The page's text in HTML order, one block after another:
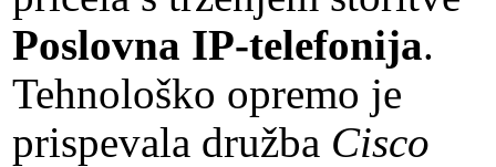
Poslovna IP-telefonija.
Tehnološko opremo je
prispevala družba Cisco